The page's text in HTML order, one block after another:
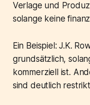
Verlage und
solange keine
Ein Beispiel: J.K.
grundsätzlich,
kommerziell ist.
sind deutlich